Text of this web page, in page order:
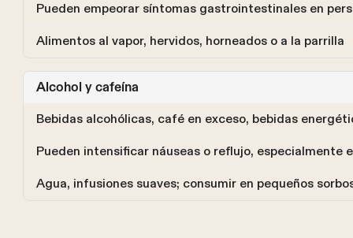
Pueden empeorar síntomas gastrointestinales en
Alimentos al vapor, hervidos, horneados o a la parrilla
Alcohol y cafeína
Bebidas alcohólicas, café en exceso, bebidas
Pueden intensificar náuseas o reflujo, especialmente
Agua, infusiones suaves; consumir en pequeños